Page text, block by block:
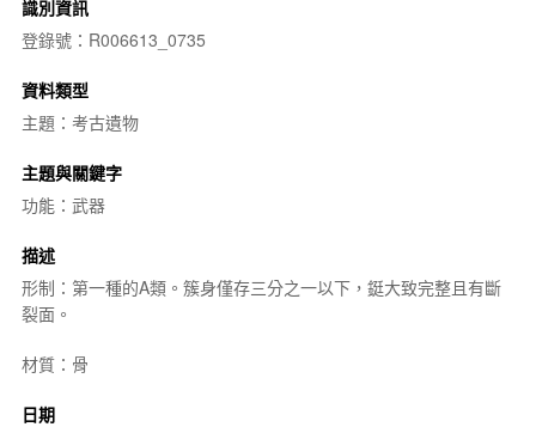
識別資訊
登錄號：R006613_0735
資料類型
主題：考古遺物
主題與關鍵字
功能：武器
描述
形制：第一種的A類。簇身僅存三分之一以下，鋌大致完整且有斷
裂面。
材質：骨
日期